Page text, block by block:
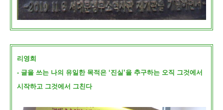
리영희
- 글을 쓰는 나의 유일한 목적은 ‘진실’을 추구하는 오직 그것에서
시작하고 그것에서 그친다